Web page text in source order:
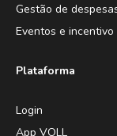
Gestão de
Eventos e incentivo
Plataforma
Login
App VOLL